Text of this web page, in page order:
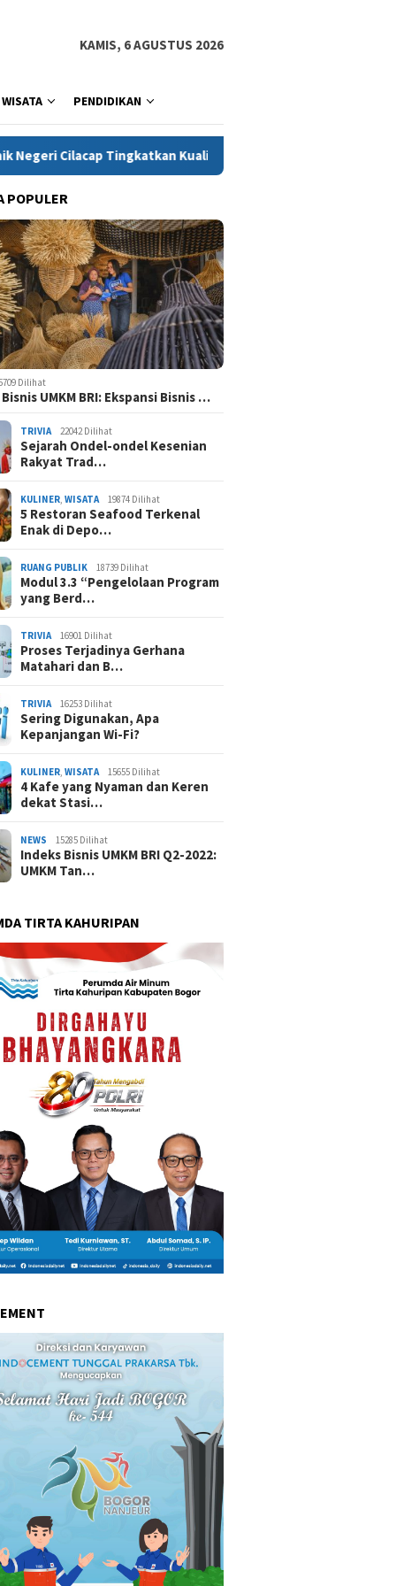
KAMIS, 6 AGUSTUS 2026
WISATA PENDIDIKAN
Kualitas Produk Knalpot Purbalingga melalui Penerapan
POPULER
Dilihat
UMKM BRI: Ekspansi Bisnis …
TRIVIA 22042 Dilihat
Sejarah Ondel-ondel Kesenian
Rakyat Trad…
KULINER ,WISATA 19874 Dilihat
5 Restoran Seafood Terkenal
Enak di Depo…
RUANG PUBLIK 18739 Dilihat
Modul 3.3 “Pengelolaan Program
yang Berd…
TRIVIA 16901 Dilihat
Proses Terjadinya Gerhana
Matahari dan B…
TRIVIA 16253 Dilihat
Sering Digunakan, Apa
Kepanjangan Wi-Fi?
KULINER ,WISATA 15655 Dilihat
4 Kafe yang Nyaman dan Keren
dekat Stasi…
NEWS 15285 Dilihat
Indeks Bisnis UMKM BRI Q2-2022:
UMKM Tan…
TIRTA KAHURIPAN